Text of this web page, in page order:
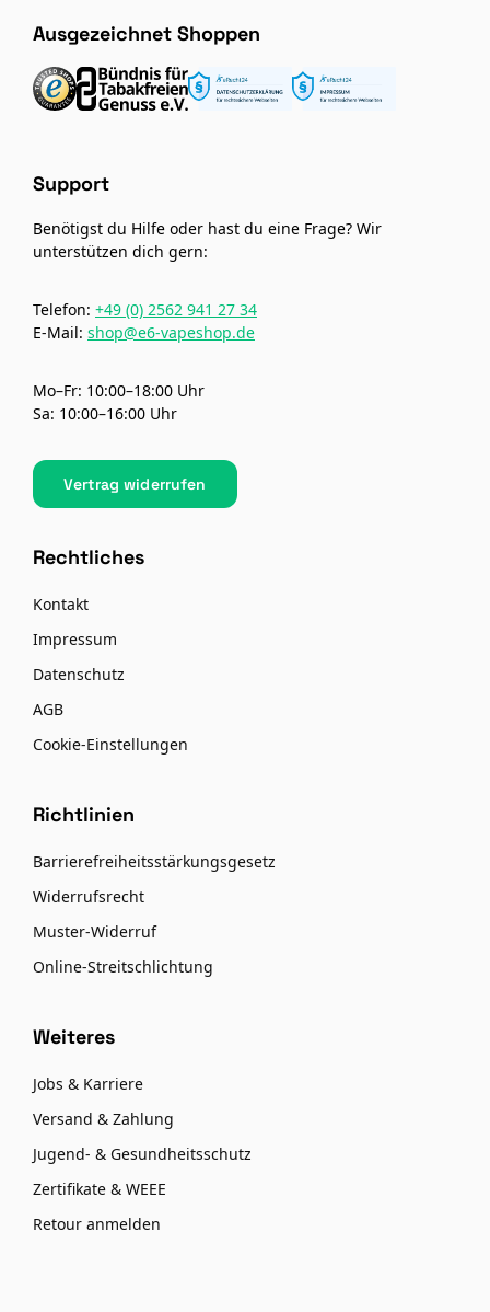
Ausgezeichnet Shoppen
Support
Benötigst du Hilfe oder hast du eine Frage? Wir
unterstützen dich gern:
Telefon: +49 (0) 2562 941 27 34
E-Mail: shop@e6-vapeshop.de
Mo–Fr: 10:00–18:00 Uhr
Sa: 10:00–16:00 Uhr
Vertrag widerrufen
Rechtliches
Kontakt
Impressum
Datenschutz
AGB
Cookie-Einstellungen
Richtlinien
Barrierefreiheitsstärkungsgesetz
Widerrufsrecht
Muster-Widerruf
Online-Streitschlichtung
Weiteres
Jobs & Karriere
Versand & Zahlung
Jugend- & Gesundheitsschutz
Zertifikate & WEEE
Retour anmelden